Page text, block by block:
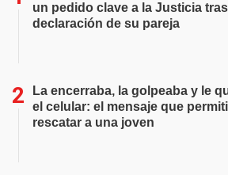
un pedido clave a la Justicia
declaración de su pareja
La encerraba, la golpeaba y le
el celular: el mensaje que
rescatar a una joven